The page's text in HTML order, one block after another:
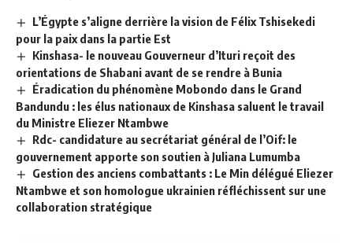
L’Égypte s’aligne derrière la vision de Félix Tshisekedi
pour la paix dans la partie Est
Kinshasa- le nouveau Gouverneur d’Ituri reçoit des
orientations de Shabani avant de se rendre à Bunia
Éradication du phénomène Mobondo dans le Grand
Bandundu : les élus nationaux de Kinshasa saluent le travail
du Ministre Eliezer Ntambwe
Rdc- candidature au secrétariat général de l’Oif: le
gouvernement apporte son soutien à Juliana Lumumba
Gestion des anciens combattants : Le Min délégué Eliezer
Ntambwe et son homologue ukrainien réfléchissent sur une
collaboration stratégique